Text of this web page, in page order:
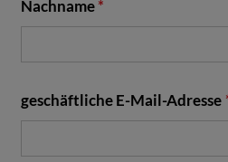
Nachname *
geschäftliche E-Mail-Adresse